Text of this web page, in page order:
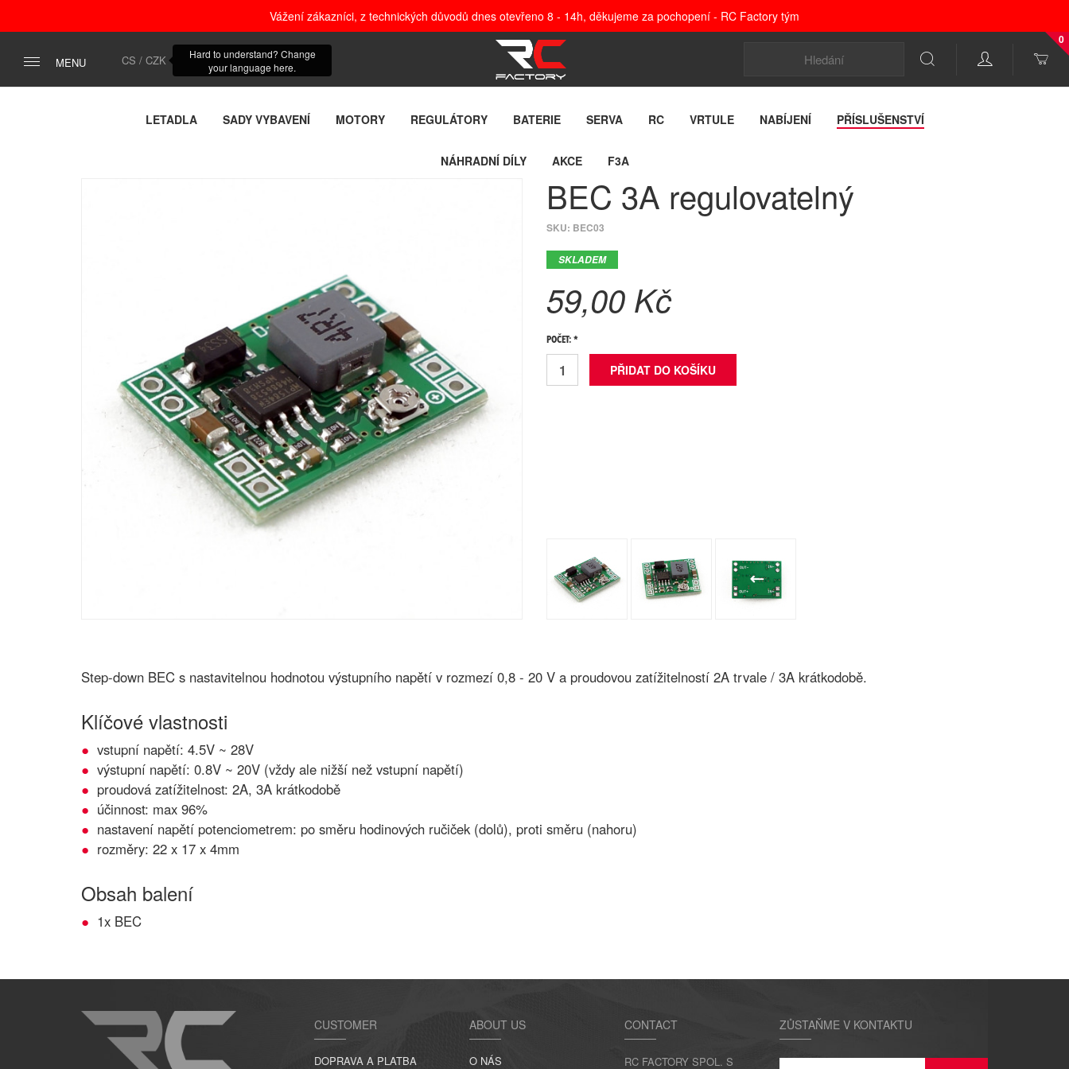
Vážení zákazníci, z technických důvodů dnes otevřeno 8 - 14h, děkujeme za pochopení - RC Factory tým
MENU CS / CZK
Hard to understand? Change
your language here.
0
LETADLA SADY VYBAVENÍ MOTORY REGULÁTORY BATERIE SERVA RC VRTULE NABÍJENÍ PŘÍSLUŠENSTVÍ
NÁHRADNÍ DÍLY AKCE F3A
BEC 3A regulovatelný
SKU: BEC03
SKLADEM
59,00 Kč
POČET: *
Step-down BEC s nastavitelnou hodnotou výstupního napětí v rozmezí 0,8 - 20 V a proudovou zatížitelností 2A trvale / 3A krátkodobě.
Klíčové vlastnosti
vstupní napětí: 4.5V ~ 28V
výstupní napětí: 0.8V ~ 20V (vždy ale nižší než vstupní napětí)
proudová zatížitelnost: 2A, 3A krátkodobě
účinnost: max 96%
nastavení napětí potenciometrem: po směru hodinových ručiček (dolů), proti směru (nahoru)
rozměry: 22 x 17 x 4mm
Obsah balení
1x BEC
CUSTOMER
DOPRAVA A PLATBA
ABOUT US
O NÁS
CONTACT
RC FACTORY SPOL. S
ZŮSTAŇME V KONTAKTU